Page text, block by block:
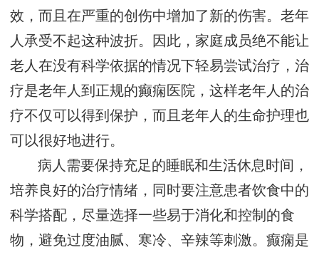
效，而且在严重的创伤中增加了新的伤害。老年
人承受不起这种波折。因此，家庭成员绝不能让
老人在没有科学依据的情况下轻易尝试治疗，治
疗是老年人到正规的癫痫医院，这样老年人的治
疗不仅可以得到保护，而且老年人的生命护理也
可以很好地进行。
病人需要保持充足的睡眠和生活休息时间，
培养良好的治疗情绪，同时要注意患者饮食中的
科学搭配，尽量选择一些易于消化和控制的食
物，避免过度油腻、寒冷、辛辣等刺激。癫痫是